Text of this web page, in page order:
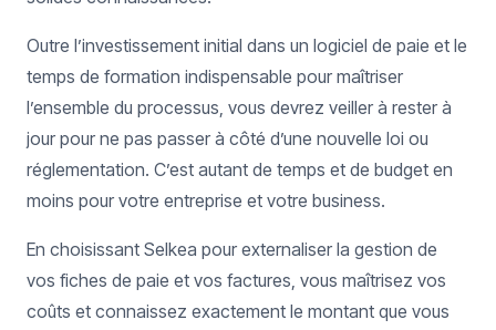
Outre l’investissement initial dans un logiciel de paie et le
temps de formation indispensable pour maîtriser
l’ensemble du processus, vous devrez veiller à rester à
jour pour ne pas passer à côté d’une nouvelle loi ou
réglementation. C’est autant de temps et de budget en
moins pour votre entreprise et votre business.
En choisissant Selkea pour externaliser la gestion de
vos fiches de paie et vos factures, vous maîtrisez vos
coûts et connaissez exactement le montant que vous